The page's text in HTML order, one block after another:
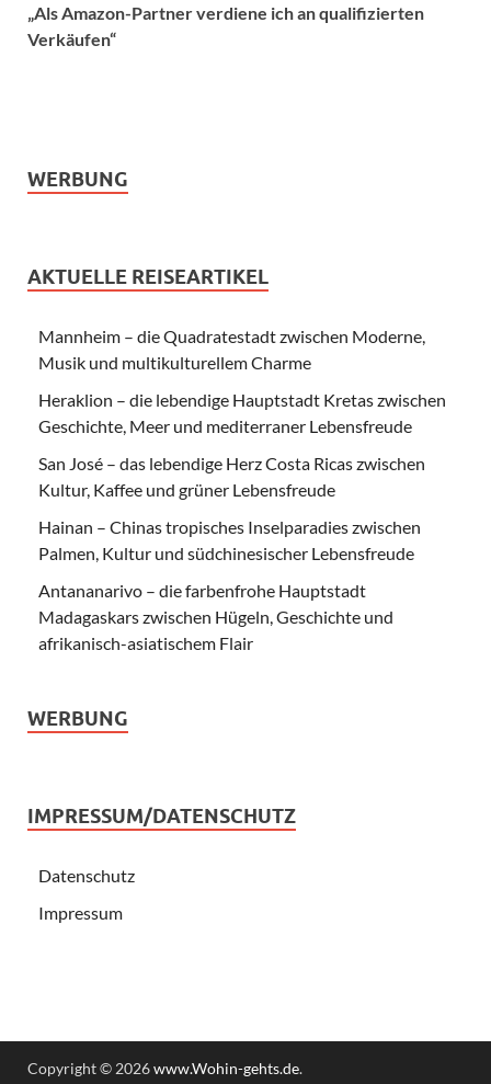
„Als Amazon-Partner verdiene ich an qualifizierten
Verkäufen“
WERBUNG
AKTUELLE REISEARTIKEL
Mannheim – die Quadratestadt zwischen Moderne,
Musik und multikulturellem Charme
Heraklion – die lebendige Hauptstadt Kretas zwischen
Geschichte, Meer und mediterraner Lebensfreude
San José – das lebendige Herz Costa Ricas zwischen
Kultur, Kaffee und grüner Lebensfreude
Hainan – Chinas tropisches Inselparadies zwischen
Palmen, Kultur und südchinesischer Lebensfreude
Antananarivo – die farbenfrohe Hauptstadt
Madagaskars zwischen Hügeln, Geschichte und
afrikanisch-asiatischem Flair
WERBUNG
IMPRESSUM/DATENSCHUTZ
Datenschutz
Impressum
Copyright © 2026www.Wohin-gehts.de.